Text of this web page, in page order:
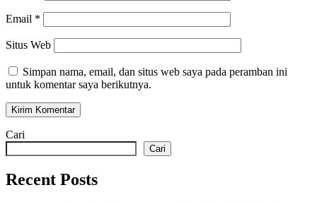
Email *
Situs Web
Simpan nama, email, dan situs web saya pada peramban ini
untuk komentar saya berikutnya.
Cari
Cari
Recent Posts